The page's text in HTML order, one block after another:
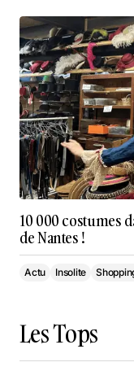
10 000 costumes
de Nantes !
Actu Insolite
Les Tops